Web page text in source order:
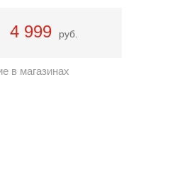
4 999 руб.
в магазинах